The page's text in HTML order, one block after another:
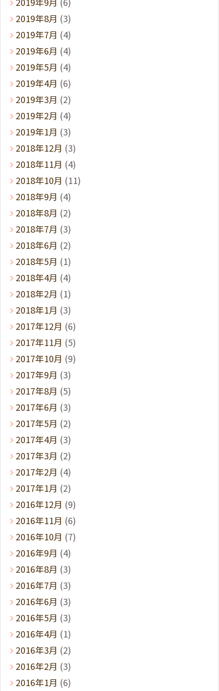
2019年8月 (3)
2019年7月 (4)
2019年6月 (4)
2019年5月 (4)
2019年4月 (6)
2019年3月 (2)
2019年2月 (4)
2019年1月 (3)
2018年12月 (3)
2018年11月 (4)
2018年10月 (11)
2018年9月 (4)
2018年8月 (2)
2018年7月 (3)
2018年6月 (2)
2018年5月 (1)
2018年4月 (4)
2018年2月 (1)
2018年1月 (3)
2017年12月 (6)
2017年11月 (5)
2017年10月 (9)
2017年9月 (3)
2017年8月 (5)
2017年6月 (3)
2017年5月 (2)
2017年4月 (3)
2017年3月 (2)
2017年2月 (4)
2017年1月 (2)
2016年12月 (9)
2016年11月 (6)
2016年10月 (7)
2016年9月 (4)
2016年8月 (3)
2016年7月 (3)
2016年6月 (3)
2016年5月 (3)
2016年4月 (1)
2016年3月 (2)
2016年2月 (3)
2016年1月 (6)